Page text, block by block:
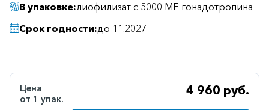
Желудочно-
кишечные
В упаковке:лиофилизат с 5000 МЕ гонадотропина
Срок годности:до 11.2027
Цена
от 1 упак.
4 960 руб.